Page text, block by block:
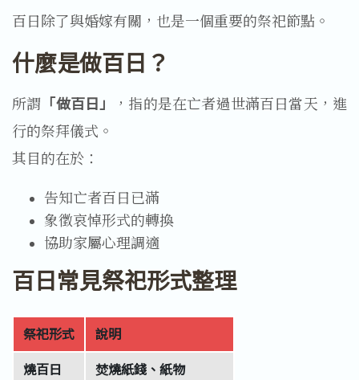
百日除了與婚嫁有關，也是一個重要的祭祀節點。
什麼是做百日？
所謂 「做百日」
，指的是在亡者過世滿百日當天，進
行的祭拜儀式。
其目的在於：
告知亡者百日已滿
象徵哀悼形式的轉換
協助家屬心理調適
百日常見祭祀形式整理
祭祀形式
說明
燒百日
焚燒紙錢、紙物